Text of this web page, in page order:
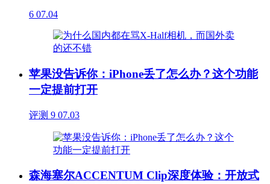
6 07.04
苹果没告诉你：iPhone丢了怎么办？这个功能
一定提前打开
评测 9 07.03
森海塞尔ACCENTUM Clip深度体验：开放式